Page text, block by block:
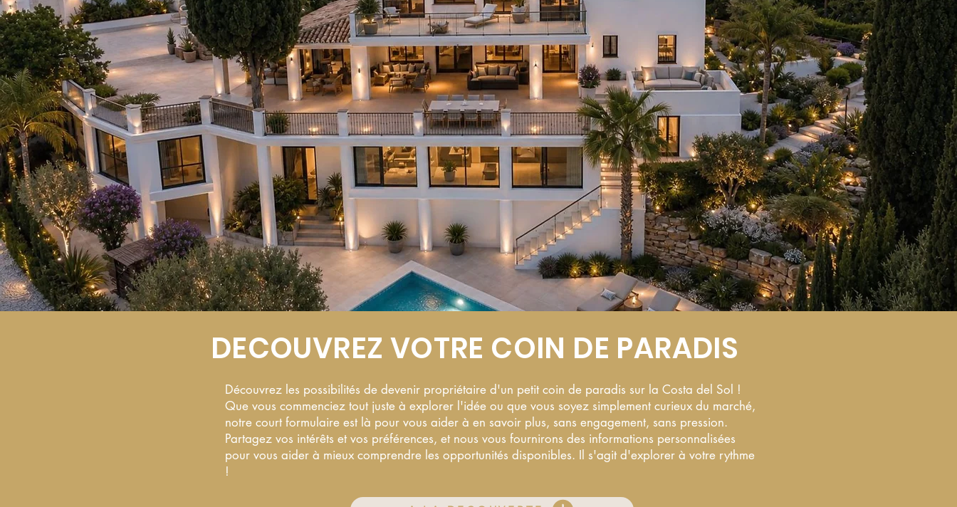
DECOUVREZ VOTRE COIN DE PARADIS
Découvrez les possibilités de devenir propriétaire d'un petit coin de paradis sur la Costa del Sol !
Que vous commenciez tout juste à explorer l'idée ou que vous soyez simplement curieux du marché,
notre court formulaire est là pour vous aider à en savoir plus, sans engagement, sans pression.
Partagez vos intérêts et vos préférences, et nous vous fournirons des informations personnalisées
pour vous aider à mieux comprendre les opportunités disponibles. Il s'agit d'explorer à votre rythme
!